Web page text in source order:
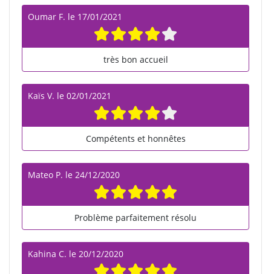
Oumar F. le 17/01/2021
très bon accueil
Kaïs V. le 02/01/2021
Compétents et honnêtes
Mateo P. le 24/12/2020
Problème parfaitement résolu
Kahina C. le 20/12/2020